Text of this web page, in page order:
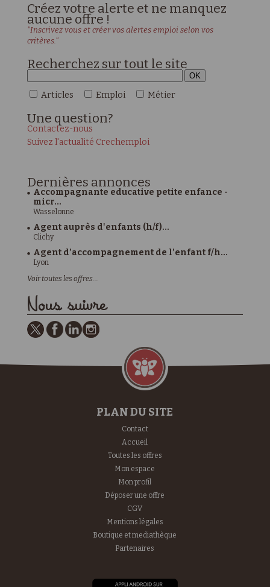
Créez votre alerte et ne manquez
aucune offre !
"Inscrivez vous et créer vos alertes emploi selon vos
critères."
Recherchez sur tout le site
Articles Emploi Métier
Une question?
Contactez-nous
Suivez l'actualité Crechemploi
Dernières annonces
Accompagnante educative petite enfance -
micr...
Wasselonne
Agent auprès d'enfants (h/f)...
Clichy
Agent d’accompagnement de l’enfant f/h...
Lyon
Voir toutes les offres...
Nous suivre
PLAN DU SITE
Contact
Accueil
Toutes les offres
Mon espace
Mon profil
Déposer une offre
CGV
Mentions légales
Boutique et mediathèque
Partenaires